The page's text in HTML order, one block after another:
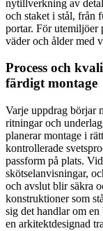
nytillverkning av
och staket i stål, från
portar. För utemiljöer
väder och ålder med
Process och
färdigt montage
Varje uppdrag börjar
ritningar och
planerar montage i
kontrollerade
passform på plats.
skötselanvisningar,
och avslut blir säkra
konstruktioner som
sig det handlar om
en arkitektdesignad